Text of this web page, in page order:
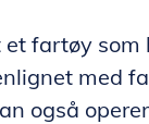
fartøy
med
også